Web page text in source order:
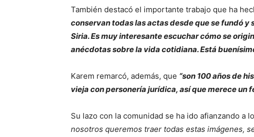
También destacó el importante trabajo que ha
conservan todas las actas desde que se fundó
Siria. Es muy interesante escuchar cómo se
anécdotas sobre la vida cotidiana. Está
Karem remarcó, además, que “son 100 años de
vieja con personería jurídica, así que merece un
Su lazo con la comunidad se ha ido afianzando a
nosotros queremos traer todas estas imágenes,